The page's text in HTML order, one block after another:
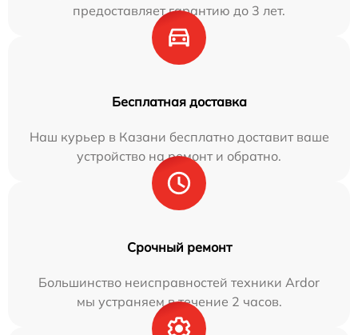
предоставляет гарантию до 3 лет.
Бесплатная доставка
Наш курьер в Казани бесплатно доставит ваше
устройство на ремонт и обратно.
Срочный ремонт
Большинство неисправностей техники Ardor
мы устраняем в течение 2 часов.